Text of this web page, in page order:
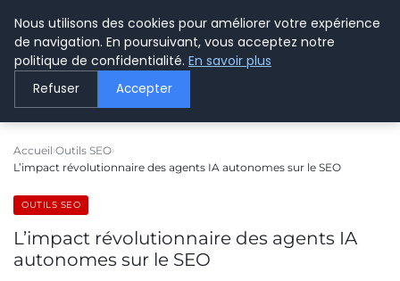
LE WEBMARKETING
Accueil Outils SEO
L’impact révolutionnaire des agents IA autonomes sur le SEO
OUTILS SEO
L’impact révolutionnaire des agents IA
autonomes sur le SEO
Nous utilisons des cookies pour améliorer votre expérience
de navigation. En poursuivant, vous acceptez notre
politique de confidentialité. En savoir plus
Refuser Accepter